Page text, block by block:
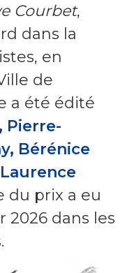
Courbet,
dans la
en
de
a été édité
Pierre-
Bérénice
Laurence
du prix a eu
2026 dans les